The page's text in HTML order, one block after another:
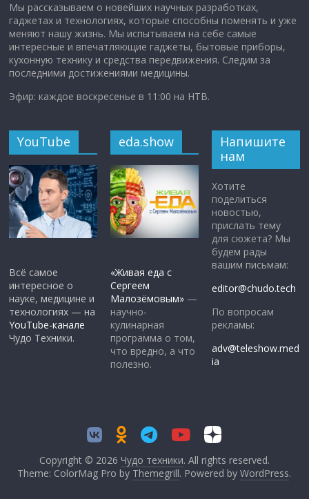
Мы рассказываем о новейших научных разработках,
гаджетах и технологиях, которые способны поменять и уже
меняют нашу жизнь. Мы испытываем на себе самые
интересные и впечатляющие гаджеты, бытовые приборы,
кухонную технику и средства передвижения. Следим за
последними достижениями медицины.
Эфир: каждое воскресенье в 11:00 на НТВ.
YouTube
Всё самое
интересное о
науке, медицине и
технологиях — на
YouTube-канале
Чудо Техники.
eda.show
«Живая еда с
Сергеем
Малозёмовым» —
научно-
кулинарная
программа о том,
что вредно, а что
полезно.
Напишите
нам
Хотите
поделиться
новостью,
прислать тему
для сюжета? Мы
будем рады
вашим письмам:
editor@chudo.tech
По вопросам
рекламы:
adv@teleshow.med
ia
Copyright © 2026 Чудо техники. All rights reserved.
Theme: ColorMag Pro by Themegrill. Powered byWordPress.